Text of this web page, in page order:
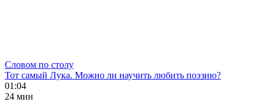
Словом по столу
Тот самый Лука. Можно ли научить любить поэзию?
01:04
24 мин